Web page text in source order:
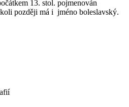
13. stol. pojmenován
později má i jméno boleslavský.